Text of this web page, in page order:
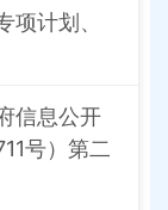
项计划、
信息公开
号）第二